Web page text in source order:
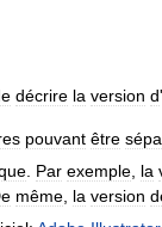
décrire la version d'
pouvant être
. Par exemple, la
même, la version